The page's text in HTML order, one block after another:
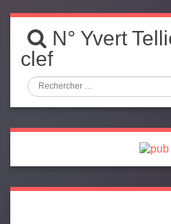
N° Yvert
clef